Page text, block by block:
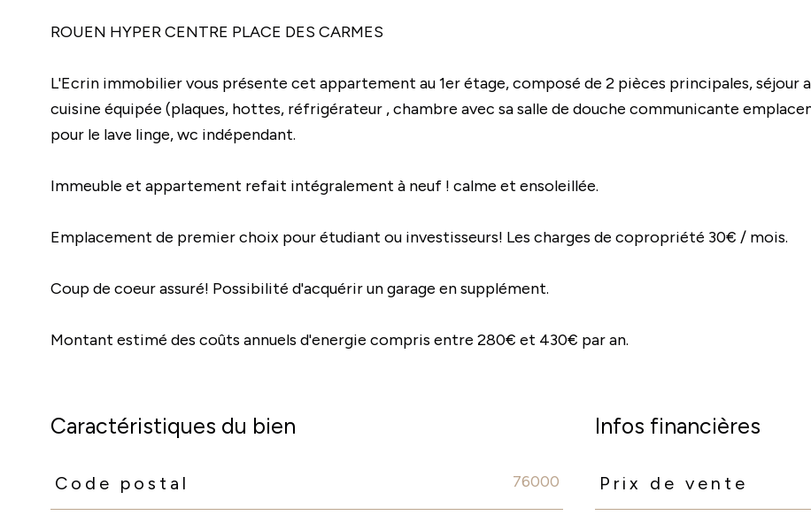
ROUEN HYPER CENTRE PLACE DES CARMES
L'Ecrin immobilier vous présente cet appartement au 1er étage, composé de 2 pièces principales, séjour
cuisine équipée (plaques, hottes, réfrigérateur , chambre avec sa salle de douche communicante
pour le lave linge, wc indépendant.
Immeuble et appartement refait intégralement à neuf ! calme et ensoleillée.
Emplacement de premier choix pour étudiant ou investisseurs! Les charges de copropriété 30€ / mois.
Coup de coeur assuré! Possibilité d'acquérir un garage en supplément.
Montant estimé des coûts annuels d'energie compris entre 280€ et 430€ par an.
Caractéristiques du bien
Caractéristiques Valeurs
Code postal 76000
Infos financières
Caractéristiques Valeurs
Prix de vente